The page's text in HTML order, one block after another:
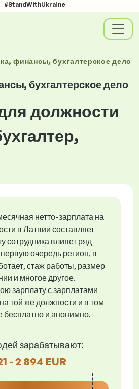
#StandWithUkraine
финансы, бухгалтерское дело
бухгалтерское дело
должности
нетто-зарплата на
в Латвии составляет
сотрудника влияет ряд
очередь регион, в
стаж работы, размер
и многое другое.
зарплату с зарплатами
той же должности и в том
бесплатно и анонимно.
зарабатывают:
- 2 894 EUR